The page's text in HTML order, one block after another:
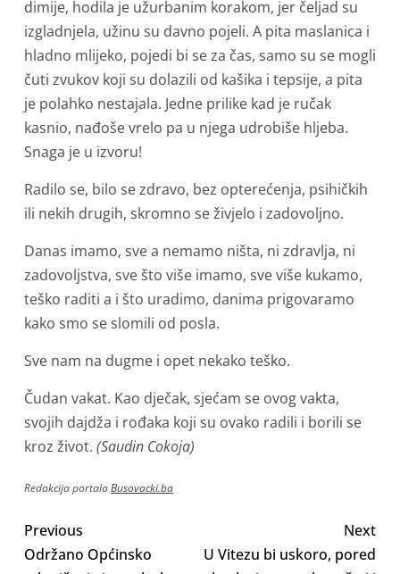
dimije, hodila je užurbanim korakom, jer čeljad su
izgladnjela, užinu su davno pojeli. A pita maslanica i
hladno mlijeko, pojedi bi se za čas, samo su se mogli
čuti zvukov koji su dolazili od kašika i tepsije, a pita
je polahko nestajala. Jedne prilike kad je ručak
kasnio, nađoše vrelo pa u njega udrobiše hljeba.
Snaga je u izvoru!
Radilo se, bilo se zdravo, bez opterećenja, psihičkih
ili nekih drugih, skromno se živjelo i zadovoljno.
Danas imamo, sve a nemamo ništa, ni zdravlja, ni
zadovoljstva, sve što više imamo, sve više kukamo,
teško raditi a i što uradimo, danima prigovaramo
kako smo se slomili od posla.
Sve nam na dugme i opet nekako teško.
Čudan vakat. Kao dječak, sjećam se ovog vakta,
svojih dajdža i rođaka koji su ovako radili i borili se
kroz život. (Saudin Cokoja)
Redakcija portalaBusovacki.ba
Previous
Održano Općinsko
Next
U Vitezu bi uskoro, pored